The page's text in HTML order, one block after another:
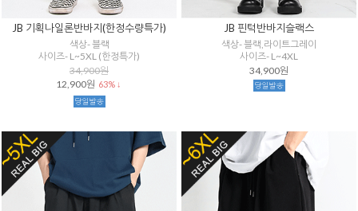
JB 기획나일론반바지(한정수량특가)
색상- 블랙
사이즈- L~5XL (한정특가)
34,900원
12,900원 63% ↓
JB 핀턱반바지슬랙스
색상- 블랙,라이트그레이
사이즈- L~4XL
34,900원